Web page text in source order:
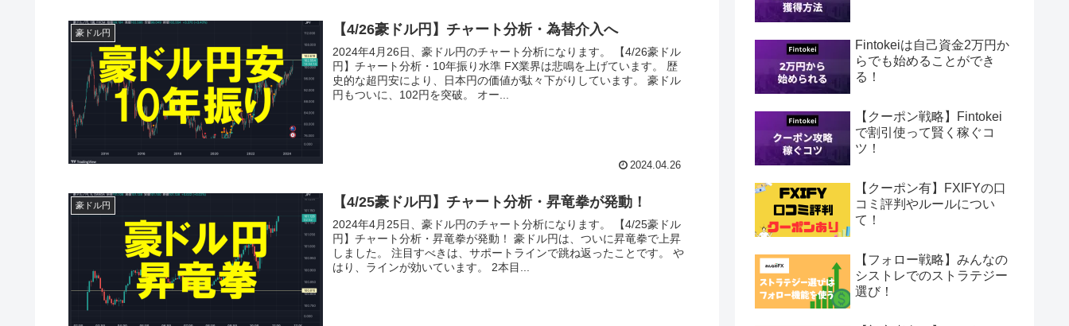
豪ドル円 【4/26豪ドル円】チャート分析・為替介入へ
2024年4月26日、豪ドル円のチャート分析になります。 【4/26豪ドル
円】チャート分析・10年振り水準 FX業界は悲鳴を上げています。 歴
史的な超円安により、日本円の価値が駄々下がりしています。 豪ドル
円もついに、102円を突破。 オー...
2024.04.26
豪ドル円 【4/25豪ドル円】チャート分析・昇竜拳が発動！
2024年4月25日、豪ドル円のチャート分析になります。 【4/25豪ドル
円】チャート分析・昇竜拳が発動！ 豪ドル円は、ついに昇竜拳で上昇
しました。 注目すべきは、サポートラインで跳ね返ったことです。 や
はり、ラインが効いています。 2本目...
Fintokeiは自己資金2万円か
らでも始めることができ
る！
【クーポン戦略】Fintokei
で割引使って賢く稼ぐコ
ツ！
【クーポン有】FXIFYの口
コミ評判やルールについ
て！
【フォロー戦略】みんなの
シストレでのストラテジー
選び！